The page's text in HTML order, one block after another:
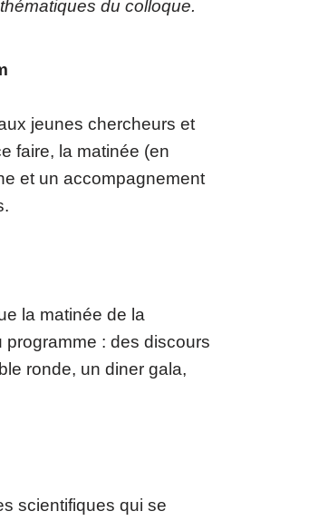
du colloque.
jeunes chercheurs et
faire, la matinée (en
et un accompagnement
la matinée de la
: des discours
ronde, un diner gala,
scientifiques qui se